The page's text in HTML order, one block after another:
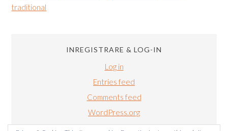
traditional
INREGISTRARE & LOG-IN
Log in
Entries feed
Comments feed
WordPress.org